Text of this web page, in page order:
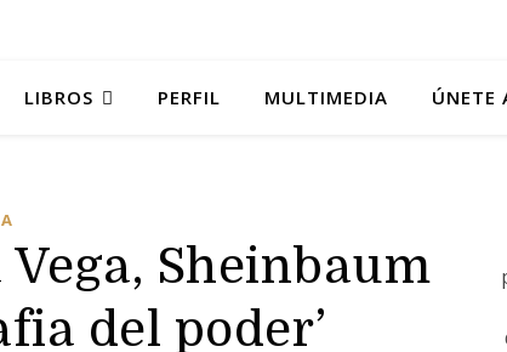
LIBROS PERFIL MULTIMEDIA ÚNETE
Sheinbaum
del poder’